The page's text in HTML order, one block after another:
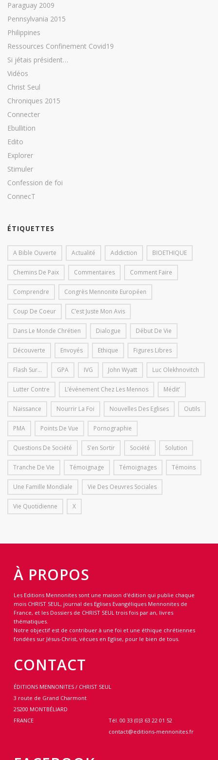
Paraguay 2009
Pennsylvania 2015
Philippines
Ressources Confinement Covid19
Si jétais président…
Vidéos
Christ Seul
Chroniques 2015
Connecter
Ebullition
Edito
Explorer
Stimuler
Confession de foi
ConnecT
ÉTIQUETTES
A Bible Ouverte Actualité Addiction BIOETHIQUE
Chemins De Paix Commentaires Comment Faire
Comprendre Congrès Mennonite Européen
Coup De Coeur C’est Juste Mon Avis
Dans Le Monde Chrétien Dialogue Début De Vie
Découverte Envoyés Ethique Figures Libres
Flash Sur... GPA IVG John Wyatt Luc Olekhnovitch
Lutter Contre L’événement Chez Les Mennos Médit’
Naissance Nourrir La Foi Nouvelles Des Eglises Outils
PMA Points De Vue Pornographie
Questions De Société S'en Sortir Société Solution
Tranche De Vie Témoignage Témoignages Témoins
Une Famille Mondiale Vie Des Oeuvres Sociales
Vie Quotidienne X
À PROPOS
Les Editions Mennonites sont une maison d'édition qui publie chaque
mois CHRIST SEUL, journal des Eglises Evangéliques Mennonites de
France, et les Dossiers de CHRIST SEUL trois fois par an, livres
thématiques.
Notre objectif est de contribuer à une foi et une éthique chrétiennes
fondées sur Jésus-Christ, vécues en Eglise, pour le bien de tous.
CONTACT
ÉDITIONS MENNONITES / CHRIST SEUL
3 route de Grand Charmont
25200 MONTBÉLIARD
FRANCE
Tél. 00 33 (0)3 63 22 01 52
contact@editions-mennonites.fr